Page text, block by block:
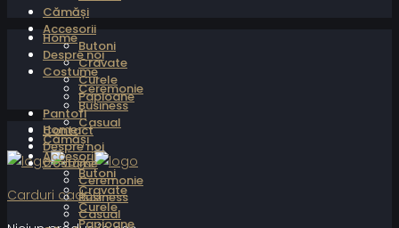
Cămăși
Accesorii
Butoni
Cravate
Curele
Papioane
Pantofi
Contact
Carduri cadou
Home
Despre noi
Costume
Ceremonie
Business
Casual
Cămăși
Accesorii
Butoni
Cravate
Curele
Papioane
Home
Despre noi
Costume
Ceremonie
Business
Casual